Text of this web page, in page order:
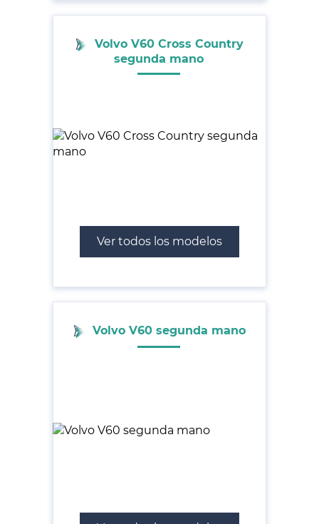
Volvo V60 Cross Country
segunda mano
Ver todos los modelos
Volvo V60 segunda mano